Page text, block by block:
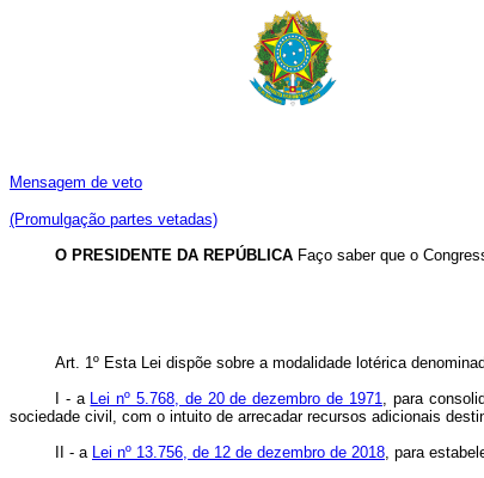
Mensagem de veto
(Promulgação partes vetadas)
O PRESIDENTE DA REPÚBLICA Faço saber que o
Art. 1º Esta Lei dispõe sobre a modalidade lotérica
I - a Lei nº 5.768, de 20 de dezembro de 1971, para
sociedade civil, com o intuito de arrecadar recursos adicionais
II - a Lei nº 13.756, de 12 de dezembro de 2018, para